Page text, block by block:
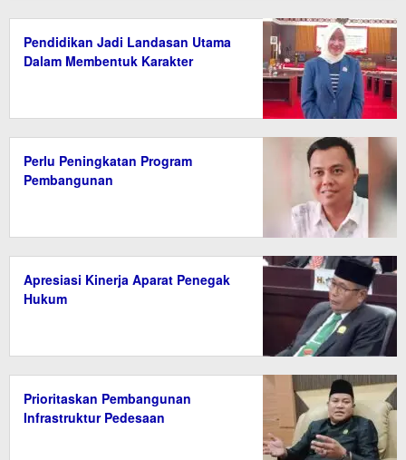
Pendidikan Jadi Landasan Utama
Dalam Membentuk Karakter
Perlu Peningkatan Program
Pembangunan
Apresiasi Kinerja Aparat Penegak
Hukum
Prioritaskan Pembangunan
Infrastruktur Pedesaan